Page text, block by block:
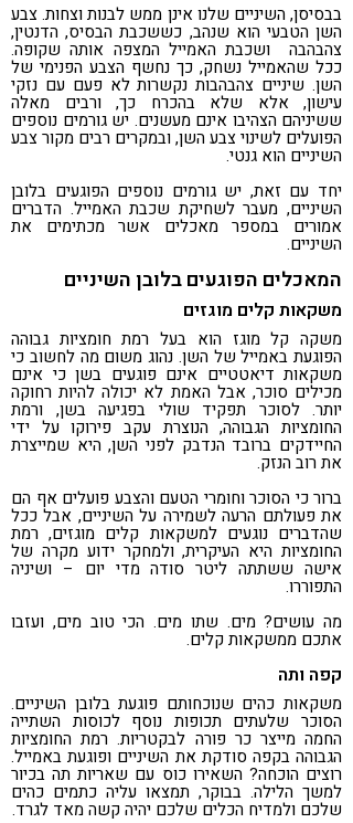
בבסיסן, השיניים שלנו אינן ממש לבנות וצחות. צבע
השן הטבעי הוא שנהב, כששכבת הבסיס, הדנטין,
צהבהבה ושכבת האמייל המצפה אותה שקופה.
ככל שהאמייל נשחק, כך נחשף הצבע הפנימי של
השן. שיניים צהבהבות נקשרות לא פעם עם נזקי
עישון, אלא שלא בהכרח כך, ורבים מאלה
ששיניהם הצהיבו אינם מעשנים. יש גורמים נוספים
הפועלים לשינוי צבע השן, ובמקרים רבים מקור צבע
השיניים הוא גנטי.
יחד עם זאת, יש גורמים נוספים הפוגעים בלובן
השיניים, מעבר לשחיקת שכבת האמייל. הדברים
אמורים במספר מאכלים אשר מכתימים את
השיניים.
המאכלים הפוגעים בלובן השיניים
משקאות קלים מוגזים
משקה קל מוגז הוא בעל רמת חומציות גבוהה
הפוגעת באמייל של השן. נהוג משום מה לחשוב כי
משקאות דיאטטיים אינם פוגעים בשן כי אינם
מכילים סוכר, אבל האמת לא יכולה להיות רחוקה
יותר. לסוכר תפקיד שולי בפגיעה בשן, ורמת
החומציות הגבוהה, הנוצרת עקב פירוקו על ידי
החיידקים ברובד הנדבק לפני השן, היא שמייצרת
את רוב הנזק.
ברור כי הסוכר וחומרי הטעם והצבע פועלים אף הם
את פעולתם הרעה לשמירה על השיניים, אבל ככל
שהדברים נוגעים למשקאות קלים מוגזים, רמת
החומציות היא העיקרית, ולמחקר ידוע מקרה של
אישה ששתתה ליטר סודה מדי יום – ושיניה
התפוררו.
מה עושים? מים. שתו מים. הכי טוב מים, ועזבו
אתכם ממשקאות קלים.
קפה ותה
משקאות כהים שנוכחותם פוגעת בלובן השיניים.
הסוכר שלעתים תכופות נוסף לכוסות השתייה
החמה מייצר כר פורה לבקטריות. רמת החומציות
הגבוהה בקפה סודקת את השיניים ופוגעת באמייל.
רוצים הוכחה? השאירו כוס עם שאריות תה בכיור
למשך הלילה. בבוקר, תמצאו עליה כתמים כהים
שלכם ולמדיח הכלים שלכם יהיה קשה מאד לגרד.